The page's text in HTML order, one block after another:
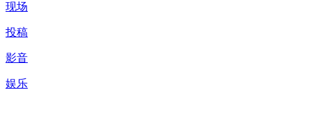
现场
投稿
影音
娱乐